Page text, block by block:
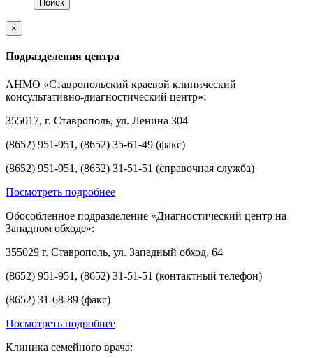
×
Подразделения центра
АНМО «Ставропольский краевой клинический
консультативно-диагностический центр»:
355017, г. Ставрополь, ул. Ленина 304
(8652) 951-951, (8652) 35-61-49 (факс)
(8652) 951-951, (8652) 31-51-51 (справочная служба)
Посмотреть подробнее
Обособленное подразделение «Диагностический центр на
Западном обходе»:
355029 г. Ставрополь, ул. Западный обход, 64
(8652) 951-951, (8652) 31-51-51 (контактный телефон)
(8652) 31-68-89 (факс)
Посмотреть подробнее
Клиника семейного врача: